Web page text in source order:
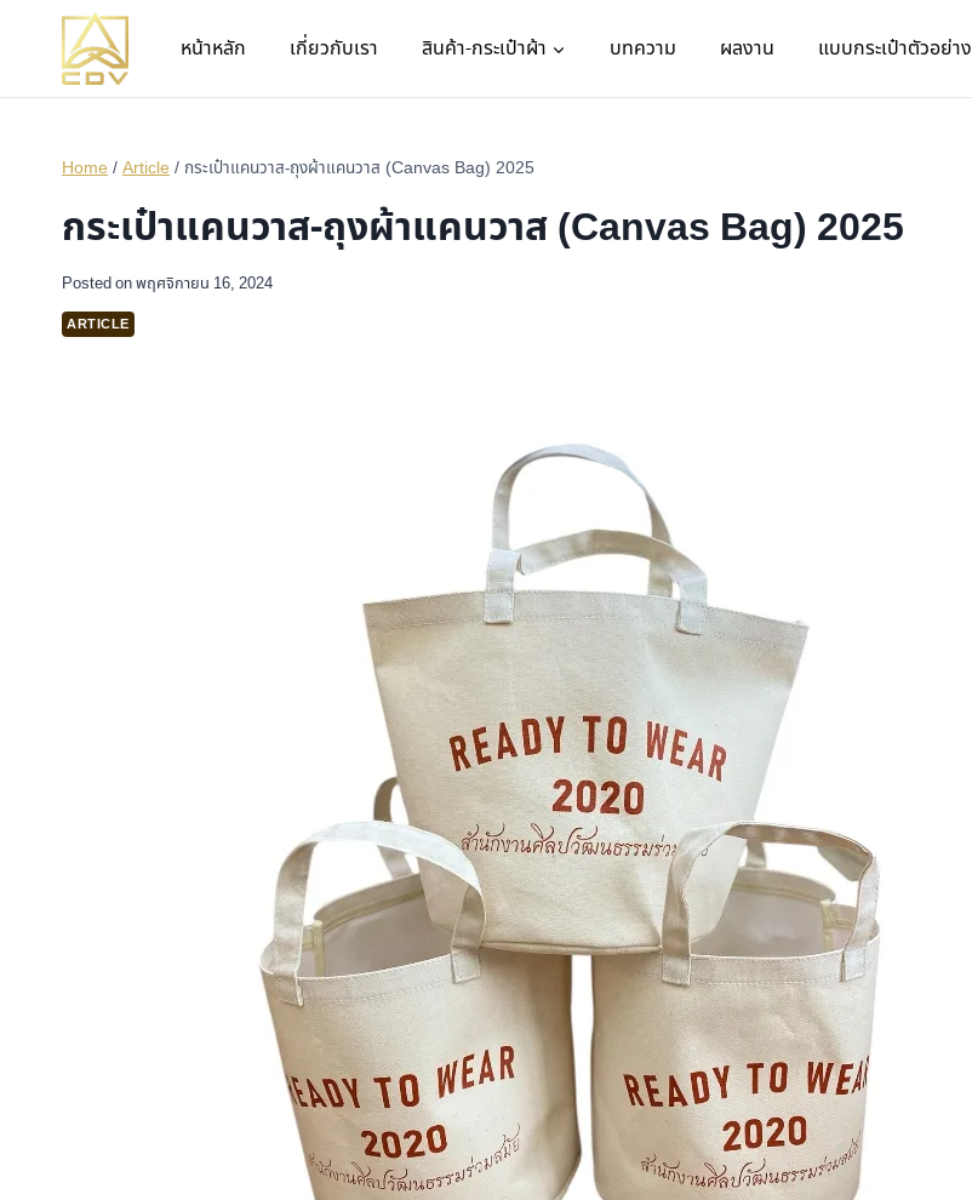
หน้าหลัก เกี่ยวกับเรา สินค้า-กระเป๋าผ้า บทความ ผลงาน แบบกระเป๋าตัวอย่าง
Home / Article / กระเป๋าแคนวาส-ถุงผ้าแคนวาส (Canvas Bag) 2025
กระเป๋าแคนวาส-ถุงผ้าแคนวาส (Canvas Bag) 2025
Posted onพฤศจิกายน 16, 2024
ARTICLE